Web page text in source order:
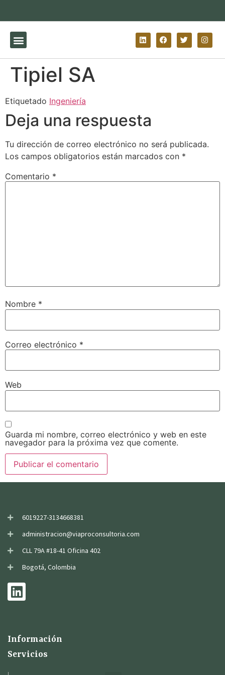
Tipiel SA​
Etiquetado Ingeniería
Deja una respuesta
Tu dirección de correo electrónico no será publicada.
Los campos obligatorios están marcados con *
Comentario *
Nombre *
Correo electrónico *
Web
Guarda mi nombre, correo electrónico y web en este
navegador para la próxima vez que comente.
6019227-3134668381
administracion@viaproconsultoria.com
CLL 79A #18-41 Oficina 402
Bogotá, Colombia
Información
Servicios